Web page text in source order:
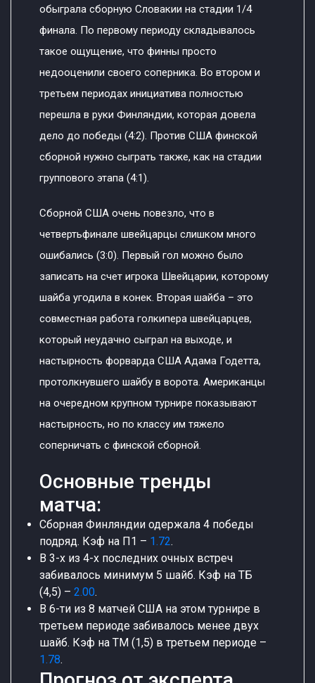
обыграла сборную Словакии на стадии 1/4
финала. По первому периоду складывалось
такое ощущение, что финны просто
недооценили своего соперника. Во втором и
третьем периодах инициатива полностью
перешла в руки Финляндии, которая довела
дело до победы (4:2). Против США финской
сборной нужно сыграть также, как на стадии
группового этапа (4:1).
Сборной США очень повезло, что в
четвертьфинале швейцарцы слишком много
ошибались (3:0). Первый гол можно было
записать на счет игрока Швейцарии, которому
шайба угодила в конек. Вторая шайба – это
совместная работа голкипера швейцарцев,
который неудачно сыграл на выходе, и
настырность форварда США Адама Годетта,
протолкнувшего шайбу в ворота. Американцы
на очередном крупном турнире показывают
настырность, но по классу им тяжело
соперничать с финской сборной.
Основные тренды
матча:
Сборная Финляндии одержала 4 победы
подряд. Кэф на П1 – 1.72.
В 3-х из 4-х последних очных встреч
забивалось минимум 5 шайб. Кэф на ТБ
(4,5) – 2.00.
В 6-ти из 8 матчей США на этом турнире в
третьем периоде забивалось менее двух
шайб. Кэф на ТМ (1,5) в третьем периоде –
1.78.